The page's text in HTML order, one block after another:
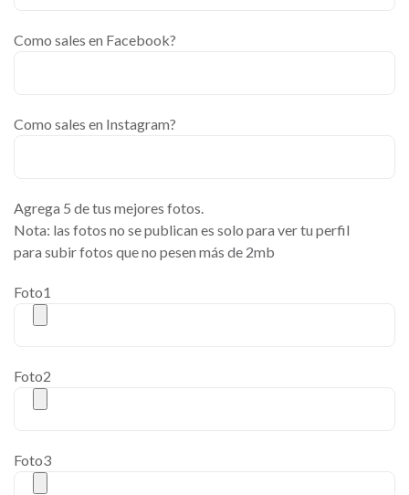
Como sales en Facebook?
Como sales en Instagram?
Agrega 5 de tus mejores fotos.
Nota: las fotos no se publican es solo para ver tu perfil
para subir fotos que no pesen más de 2mb
Foto1
Foto2
Foto3